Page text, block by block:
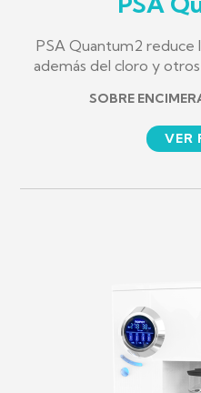
PSA Quantum2 reduce
además del cloro y
SOBRE
VER